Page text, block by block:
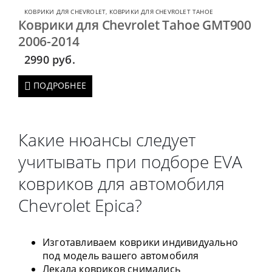
КОВРИКИ ДЛЯ CHEVROLET КОВРИКИ ДЛЯ CHEVROLET TAHOE
Коврики для Chevrolet Tahoe GMT900
2006-2014
2990 руб.
ПОДРОБНЕЕ
Какие нюансы следует
учитывать при подборе EVA
ковриков для автомобиля
Chevrolet Epica?
Изготавливаем коврики индивидуально
под модель вашего автомобиля
Лекала ковриков снимались